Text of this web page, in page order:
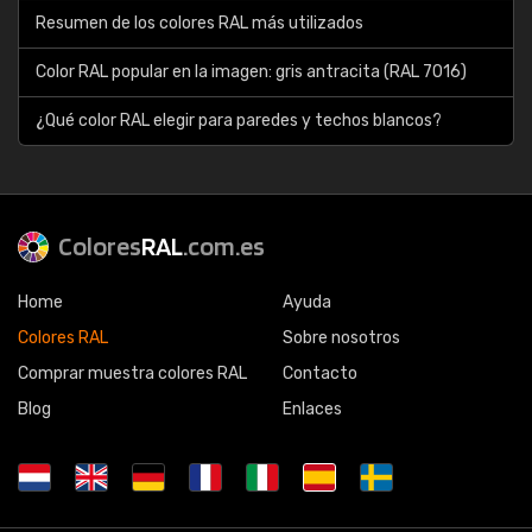
Resumen de los colores RAL más utilizados
Color RAL popular en la imagen: gris antracita (RAL 7016)
¿Qué color RAL elegir para paredes y techos blancos?
ColoresRAL.com.es
Home
Colores RAL
Comprar muestra colores RAL
Blog
Ayuda
Sobre nosotros
Contacto
Enlaces